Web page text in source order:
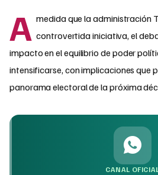
A medida que la administración
controvertida iniciativa, el
impacto en el equilibrio de poder
intensificarse, con implicaciones que
panorama electoral de la próxima
CANAL